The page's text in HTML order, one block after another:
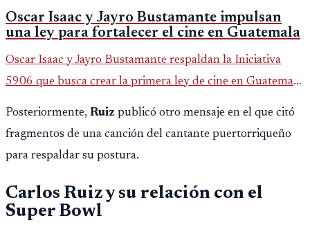
Oscar Isaac y Jayro Bustamante impulsan
una ley para fortalecer el cine en Guatemala
Oscar Isaac y Jayro Bustamante respaldan la Iniciativa
5906 que busca crear la primera ley de cine en Guatemala
Posteriormente, Ruiz publicó otro mensaje en el que citó
fragmentos de una canción del cantante puertorriqueño
para respaldar su postura.
Carlos Ruiz y su relación con el
Super Bowl